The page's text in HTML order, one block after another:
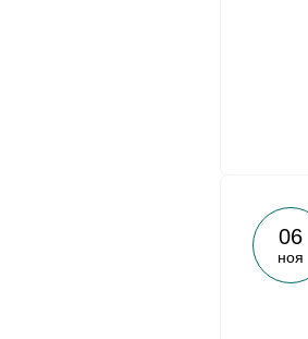
06
ноя